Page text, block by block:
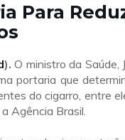
Para
). O ministro da Saúde,
portaria que
do cigarro, entre
Agência Brasil.